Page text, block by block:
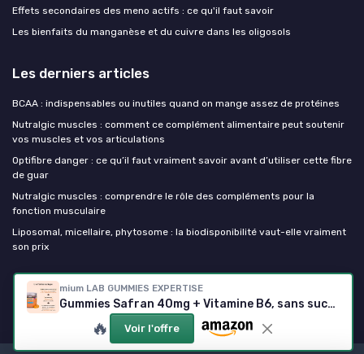
mium LAB GUMMIES EXPERTISE
Gummies Safran 40mg + Vitamine B6, sans sucres — Saveur Pêche, Fabriqué en France
🔥 Voir l'offre
Effets secondaires des meno actifs : ce qu'il faut savoir
Les bienfaits du manganèse et du cuivre dans les oligosols
Les derniers articles
BCAA : indispensables ou inutiles quand on mange assez de protéines
Nutralgic muscles : comment ce complément alimentaire peut soutenir
vos muscles et vos articulations
Optifibre danger : ce qu’il faut vraiment savoir avant d’utiliser cette fibre
de guar
Nutralgic muscles : comprendre le rôle des compléments pour la
fonction musculaire
Liposomal, micellaire, phytosome : la biodisponibilité vaut-elle vraiment
son prix
Mes complements alimentaires